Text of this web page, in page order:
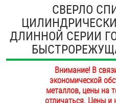
ОПЛАТА И ДОСТАВКА
НАШИ МАГАЗИНЫ
Болты и винты
Втулки
Гайки
Дюбели
СВЕРЛО
ДЛИННОЙ СЕРИИ
Внимание! В
экономической
металлов, цены на
отличаться. Цены и